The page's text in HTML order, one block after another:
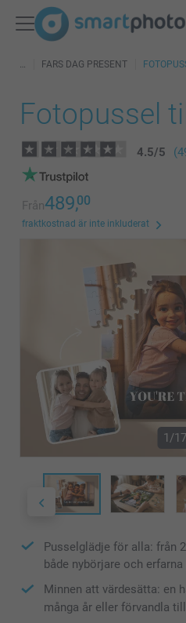
FARS DAG PRESENT
Fotopussel
4.5/5
Från489,00
fraktkostnad är inte inkluderat
1/17
Pusselglädje för alla: från
både nybörjare och
Minnen att värdesätta: en
många år eller förvandla